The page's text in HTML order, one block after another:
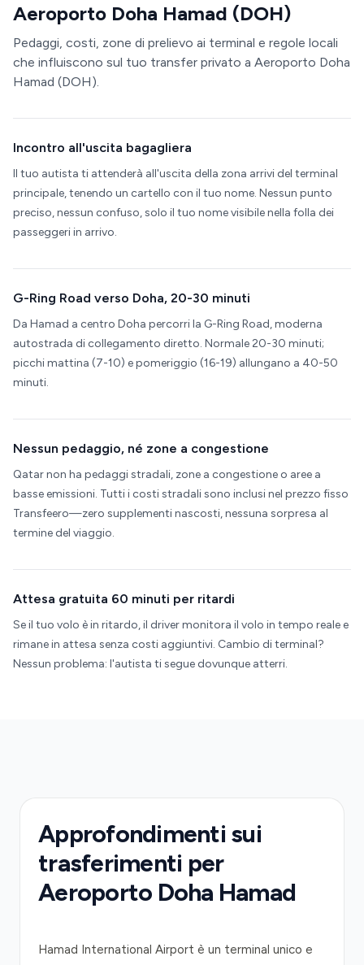
Aeroporto Doha Hamad (DOH)
Pedaggi, costi, zone di prelievo ai terminal e regole locali
che influiscono sul tuo transfer privato a Aeroporto Doha
Hamad (DOH).
Incontro all'uscita bagagliera
Il tuo autista ti attenderà all'uscita della zona arrivi del terminal
principale, tenendo un cartello con il tuo nome. Nessun punto
preciso, nessun confuso, solo il tuo nome visibile nella folla dei
passeggeri in arrivo.
G-Ring Road verso Doha, 20-30 minuti
Da Hamad a centro Doha percorri la G-Ring Road, moderna
autostrada di collegamento diretto. Normale 20-30 minuti;
picchi mattina (7-10) e pomeriggio (16-19) allungano a 40-50
minuti.
Nessun pedaggio, né zone a congestione
Qatar non ha pedaggi stradali, zone a congestione o aree a
basse emissioni. Tutti i costi stradali sono inclusi nel prezzo fisso
Transfeero—zero supplementi nascosti, nessuna sorpresa al
termine del viaggio.
Attesa gratuita 60 minuti per ritardi
Se il tuo volo è in ritardo, il driver monitora il volo in tempo reale e
rimane in attesa senza costi aggiuntivi. Cambio di terminal?
Nessun problema: l'autista ti segue dovunque atterri.
Approfondimenti sui
trasferimenti per
Aeroporto Doha Hamad
Hamad International Airport è un terminal unico e